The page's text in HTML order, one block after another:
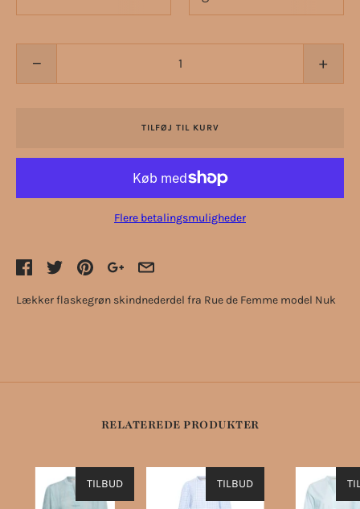
− +
TILFØJ TIL KURV
Flere betalingsmuligheder
Lækker flaskegrøn skindnederdel fra Rue de Femme model Nuk
RELATEREDE PRODUKTER
TILBUD TILBUD